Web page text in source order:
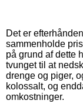
Det er
sammenholde
på grund af dette
tvunget til at
drenge og piger,
kolossalt, og
omkostninger.